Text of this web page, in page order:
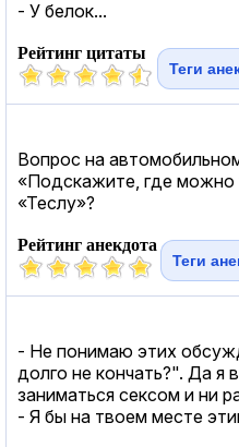
- У белок...
Рейтинг цитаты
Теги
Вопрос на
«Подскажите, где можно
«Теслу»?
Рейтинг анекдота
Теги
- Не понимаю этих
долго не кончать?". Да я
заниматься сексом и ни
- Я бы на твоем месте